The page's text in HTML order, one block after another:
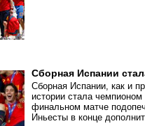
Сборная Испании
Сборная Испании, как и
истории стала
финальном матче
Иньесты в конце